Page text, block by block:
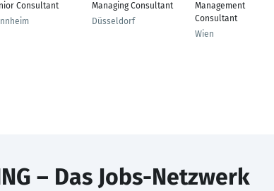
Consultant
Managing Consultant
Düsseldorf
Management
Consultant
Wien
– Das Jobs-Netzwerk